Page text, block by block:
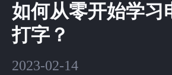
如何从零开始学习
打字？
2023-02-14